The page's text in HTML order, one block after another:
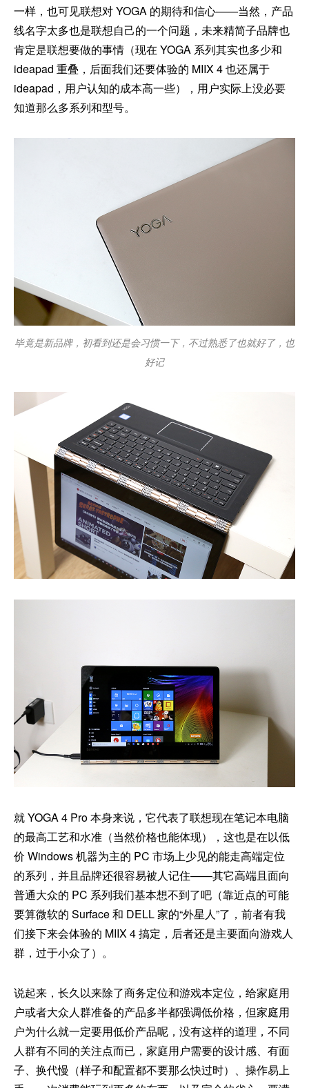
一样，也可见联想对 YOGA 的期待和信心——当然，产品
线名字太多也是联想自己的一个问题，未来精简子品牌也
肯定是联想要做的事情（现在 YOGA 系列其实也多少和
ideapad 重叠，后面我们还要体验的 MIIX 4 也还属于
ideapad，用户认知的成本高一些），用户实际上没必要
知道那么多系列和型号。
毕竟是新品牌，初看到还是会习惯一下，不过熟悉了也就好了，也
好记
就 YOGA 4 Pro 本身来说，它代表了联想现在笔记本电脑
的最高工艺和水准（当然价格也能体现），这也是在以低
价 Windows 机器为主的 PC 市场上少见的能走高端定位
的系列，并且品牌还很容易被人记住——其它高端且面向
普通大众的 PC 系列我们基本想不到了吧（靠近点的可能
要算微软的 Surface 和 DELL 家的“外星人”了，前者有我
们接下来会体验的 MIIX 4 搞定，后者还是主要面向游戏人
群，过于小众了）。
说起来，长久以来除了商务定位和游戏本定位，给家庭用
户或者大众人群准备的产品多半都强调低价格，但家庭用
户为什么就一定要用低价产品呢，没有这样的道理，不同
人群有不同的关注点而已，家庭用户需要的设计感、有面
子、换代慢（样子和配置都不要那么快过时）、操作易上